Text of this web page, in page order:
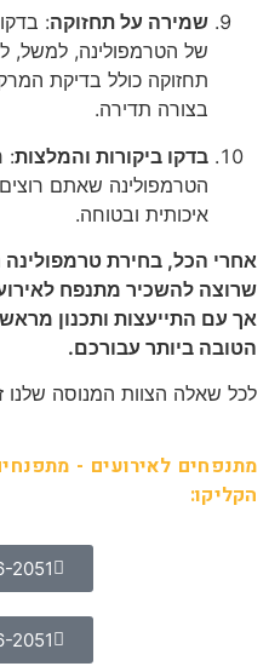
שמירה על תחזוקה:
של הטרמפולינה, למשל,
תחזוקה כולל בדיקת
בצורה תדירה.
בדקו ביקורות והמלצות:
הטרמפולינה שאתם
איכותית ובטוחה.
אחרי הכל, בחירת
שרוצה להשכיר מתנפח
אך עם התייעצות ותכנון
הטובה ביותר עבורכם.
לכל שאלה הצוות המנוסה שלנו
מתנפחים לאירועים -
הקליקו:
2051
2051